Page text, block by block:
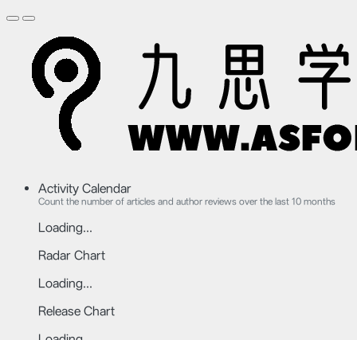
Activity Calendar
Count the number of articles and author reviews over the last 10 months
Loading...
Radar Chart
Loading...
Release Chart